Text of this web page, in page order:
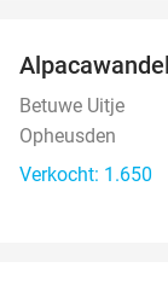
Betuwe Uitje
Opheusden
Verkocht: 1.650